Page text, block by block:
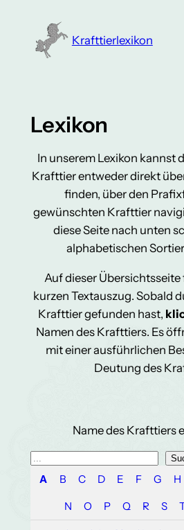
springen
Krafttierlexikon
Lexikon
In unserem Lexikon kannst
Krafttier entweder direkt
finden, über den
gewünschten Krafttier
diese Seite nach unten
alphabetischen
Auf dieser
kurzen Textauszug. Sobald
Krafttier gefunden hast,
Namen des Krafttiers. Es
mit einer ausführlichen
Deutung des
Name des Krafttiers
S
A B C D E F G H
N O P Q R S